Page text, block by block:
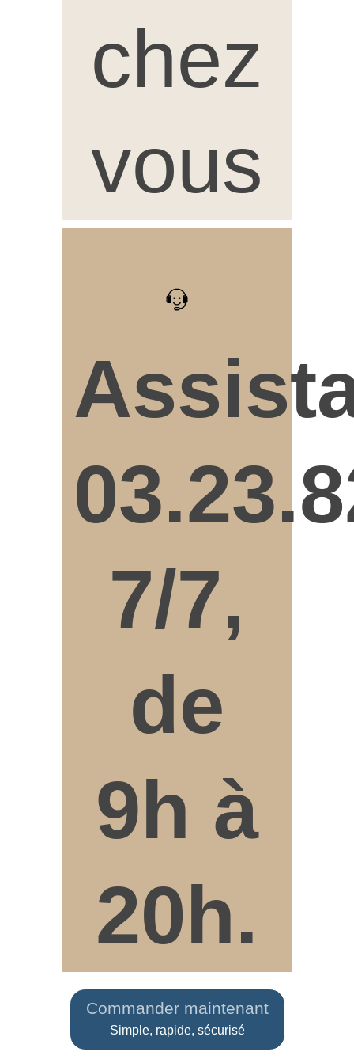
chez
vous
7/7,
de
9h à
20h.
Commander maintenant
Simple, rapide, sécurisé